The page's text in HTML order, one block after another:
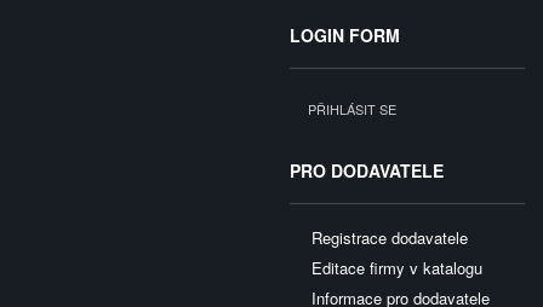
LOGIN FORM
PŘIHLÁSIT SE
PRO DODAVATELE
Registrace dodavatele
Editace firmy v katalogu
Informace pro dodavatele